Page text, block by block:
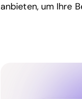
anbieten, um Ihre